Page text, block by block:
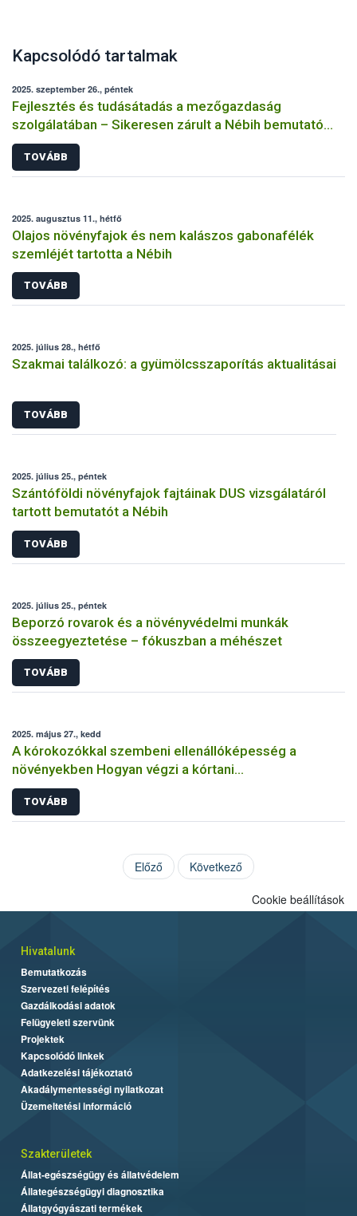
Kapcsolódó tartalmak
2025. szeptember 26., péntek
Fejlesztés és tudásátadás a mezőgazdaság
szolgálatában – Sikeresen zárult a Nébih bemutató
üzemi projektje
TOVÁBB
2025. augusztus 11., hétfő
Olajos növényfajok és nem kalászos gabonafélék
szemléjét tartotta a Nébih
TOVÁBB
2025. július 28., hétfő
Szakmai találkozó: a gyümölcsszaporítás aktualitásai
TOVÁBB
2025. július 25., péntek
Szántóföldi növényfajok fajtáinak DUS vizsgálatáról
tartott bemutatót a Nébih
TOVÁBB
2025. július 25., péntek
Beporzó rovarok és a növényvédelmi munkák
összeegyeztetése – fókuszban a méhészet
TOVÁBB
2025. május 27., kedd
A kórokozókkal szembeni ellenállóképesség a
növényekben Hogyan végzi a kórtani
rezisztenciavizsgálatokat a Nébih?
TOVÁBB
Előző Következő
Cookie beállítások
Hivatalunk
Bemutatkozás
Szervezeti felépítés
Gazdálkodási adatok
Felügyeleti szervünk
Projektek
Kapcsolódó linkek
Adatkezelési tájékoztató
Akadálymentességi nyilatkozat
Üzemeltetési információ
Szakterületek
Állat-egészségügy és állatvédelem
Állategészségügyi diagnosztika
Állatgyógyászati termékek